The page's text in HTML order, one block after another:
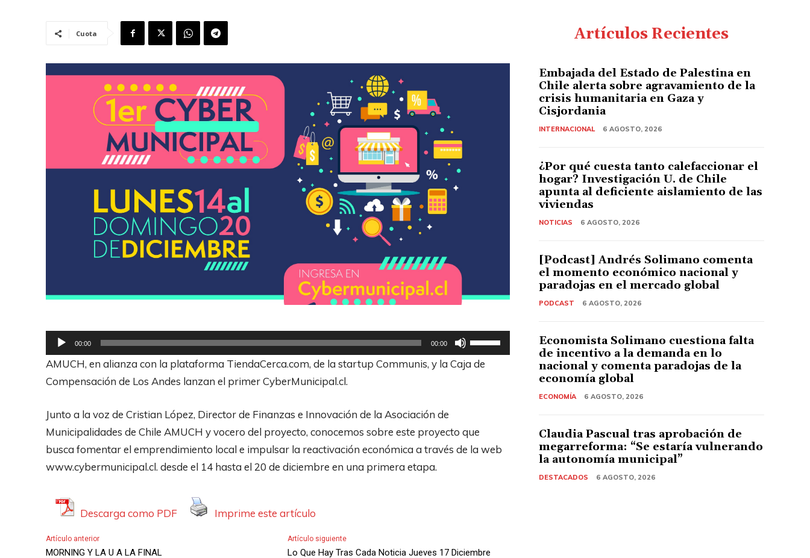
Cuota
e
o
d
u
e
00:00 00:00
U
t
a
c
AMUCH, en alianza con la plataforma TiendaCerca.com, de la startup Communis, y la Caja de
Compensación de Los Andes lanzan el primer CyberMunicipal.cl.
Junto a la voz de Cristian López, Director de Finanzas e Innovación de la Asociación de
Municipalidades de Chile AMUCH y vocero del proyecto, conocemos sobre este proyecto que
busca fomentar el emprendimiento local e impulsar la reactivación económica a través de la web
www.cybermunicipal.cl. desde el 14 hasta el 20 de diciembre en una primera etapa.
Descarga como PDF Imprime este artículo
Artículo anterior
MORNING Y LA U A LA FINAL
Artículo siguiente
Lo Que Hay Tras Cada Noticia Jueves 17 Diciembre
Artículos Recientes
Embajada del Estado de Palestina en
Chile alerta sobre agravamiento de la
crisis humanitaria en Gaza y
Cisjordania
INTERNACIONAL 6 AGOSTO, 2026
¿Por qué cuesta tanto calefaccionar el
hogar? Investigación U. de Chile
apunta al deficiente aislamiento de las
viviendas
NOTICIAS 6 AGOSTO, 2026
[Podcast] Andrés Solimano comenta
el momento económico nacional y
paradojas en el mercado global
PODCAST 6 AGOSTO, 2026
Economista Solimano cuestiona falta
de incentivo a la demanda en lo
nacional y comenta paradojas de la
economía global
ECONOMÍA 6 AGOSTO, 2026
Claudia Pascual tras aprobación de
megarreforma: “Se estaría vulnerando
la autonomía municipal”
DESTACADOS 6 AGOSTO, 2026